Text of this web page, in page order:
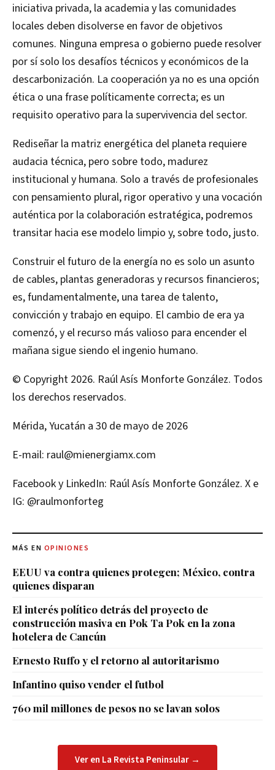
iniciativa privada, la academia y las comunidades
locales deben disolverse en favor de objetivos
comunes. Ninguna empresa o gobierno puede resolver
por sí solo los desafíos técnicos y económicos de la
descarbonización. La cooperación ya no es una opción
ética o una frase políticamente correcta; es un
requisito operativo para la supervivencia del sector.
Rediseñar la matriz energética del planeta requiere
audacia técnica, pero sobre todo, madurez
institucional y humana. Solo a través de profesionales
con pensamiento plural, rigor operativo y una vocación
auténtica por la colaboración estratégica, podremos
transitar hacia ese modelo limpio y, sobre todo, justo.
Construir el futuro de la energía no es solo un asunto
de cables, plantas generadoras y recursos financieros;
es, fundamentalmente, una tarea de talento,
convicción y trabajo en equipo. El cambio de era ya
comenzó, y el recurso más valioso para encender el
mañana sigue siendo el ingenio humano.
© Copyright 2026. Raúl Asís Monforte González. Todos
los derechos reservados.
Mérida, Yucatán a 30 de mayo de 2026
E-mail: raul@mienergiamx.com
Facebook y LinkedIn: Raúl Asís Monforte González. X e
IG: @raulmonforteg
MÁS EN OPINIONES
EEUU va contra quienes protegen; México, contra
quienes disparan
El interés político detrás del proyecto de
construcción masiva en Pok Ta Pok en la zona
hotelera de Cancún
Ernesto Ruffo y el retorno al autoritarismo
Infantino quiso vender el futbol
760 mil millones de pesos no se lavan solos
Ver en La Revista Peninsular →